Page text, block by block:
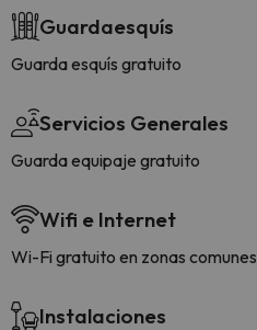
Guardaesquís
Guarda esquís gratuito
Servicios Generales
Guarda equipaje gratuito
Wifi e Internet
Wi-Fi gratuito en zonas comunes
Instalaciones